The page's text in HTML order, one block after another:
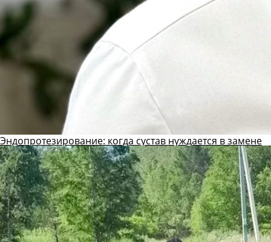
Эндопротезирование: когда сустав нуждается в замене